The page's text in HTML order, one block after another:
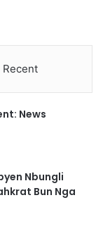
Recent
News
Nbungli
Bun Nga